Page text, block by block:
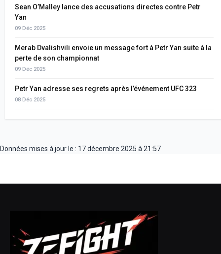
Sean O’Malley lance des accusations directes contre Petr
Yan
09 Déc 2025
Merab Dvalishvili envoie un message fort à Petr Yan suite à la
perte de son championnat
09 Déc 2025
Petr Yan adresse ses regrets après l’événement UFC 323
08 Déc 2025
Données mises à jour le : 17 décembre 2025 à 21:57